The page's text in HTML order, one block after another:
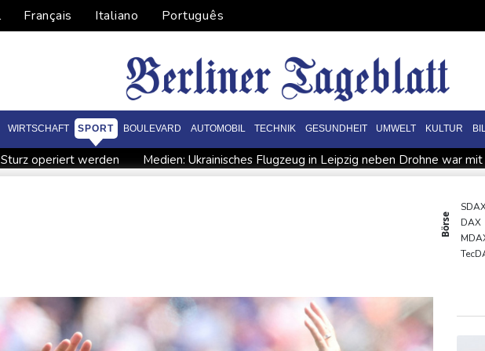
Français Italiano Português
WIRTSCHAFT SPORT BOULEVARD AUTOMOBIL TECHNIK GESUNDHEIT UMWELT KULTUR
operiert werden
Medien: Ukrainisches Flugzeug in Leipzig neben Drohne war
Hausärzte kritisieren Untätigkeit
Nach Drohnen-Vorfall an
Schwimm-EM: Eikermann und Rösler stark im Turm-
Börse
DAX